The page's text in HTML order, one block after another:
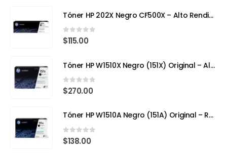
Tóner HP 202X Negro CF500X – Alto Rendimiento para Impresoras Láser a Color
0out of 5
$115.00
Tóner HP W1510X Negro (151X) Original – Alto Rendimiento para HP LaserJet Pro
0out of 5
$270.00
Tóner HP W1510A Negro (151A) Original – Rendimiento Eficiente para tu HP LaserJet Pro 4103fdw
0out of 5
$138.00